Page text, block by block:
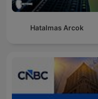
Hatalmas Arcok